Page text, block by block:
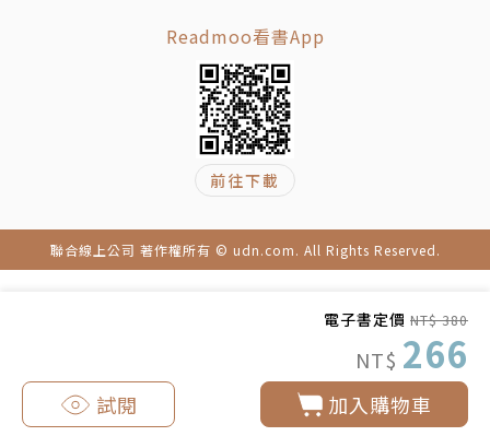
電子書定價 NT$ 380
NT$ 266
加入購物車
試閱
公制單位的好處和壞處
Readmoo看書App
前往下載
聯合線上公司 著作權所有 © udn.com. All Rights Reserved.